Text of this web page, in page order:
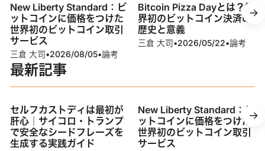
New Liberty Standard：ビ
ットコインに価格をつけた
世界初のビットコイン取引
サービス
三倉 大司•2026/08/05•論考
Bitcoin Pizza Dayとは？世
界初のビットコイン決済の
歴史と意義
三倉 大司•2026/05/22•論考
最新記事
セルフカストディは最初が
肝心｜サイコロ・トランプ
で安全なシードフレーズを
生成する実践ガイド
New Liberty Standard：ビ
ットコインに価格をつけた
世界初のビットコイン取引
サービス